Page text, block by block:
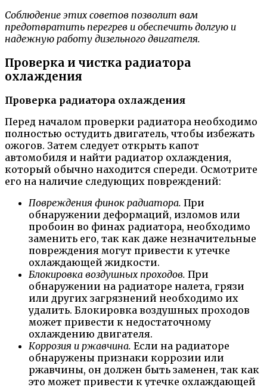
Соблюдение этих советов позволит вам
предотвратить перегрев и обеспечить долгую и
надежную работу дизельного двигателя.
Проверка и чистка радиатора
охлаждения
Проверка радиатора охлаждения
Перед началом проверки радиатора необходимо
полностью остудить двигатель, чтобы избежать
ожогов. Затем следует открыть капот
автомобиля и найти радиатор охлаждения,
который обычно находится спереди. Осмотрите
его на наличие следующих повреждений:
Повреждения финок радиатора. При
обнаружении деформаций, изломов или
пробоин во финах радиатора, необходимо
заменить его, так как даже незначительные
повреждения могут привести к утечке
охлаждающей жидкости.
Блокировка воздушных проходов. При
обнаружении на радиаторе налета, грязи
или других загрязнений необходимо их
удалить. Блокировка воздушных проходов
может привести к недостаточному
охлаждению двигателя.
Коррозия и ржавчина. Если на радиаторе
обнаружены признаки коррозии или
ржавчины, он должен быть заменен, так как
это может привести к утечке охлаждающей